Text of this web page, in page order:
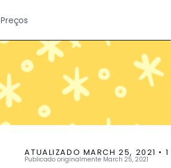
Preços
ATUALIZADO MARCH 25, 2021 • 1
Publicado originalmente March 25, 2021